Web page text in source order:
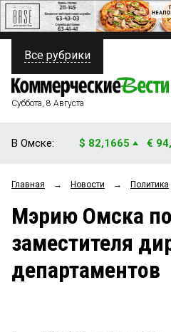
ПОЛИТИКА
ФИНАНСЫ
ОБЩЕСТВО
ЗАКОН
Все рубрики
Суббота, 8 Августа
В Омске: $ 82,1665 €
Главная → Новости → Политика
Мэрию Омска
заместителя
департаментов